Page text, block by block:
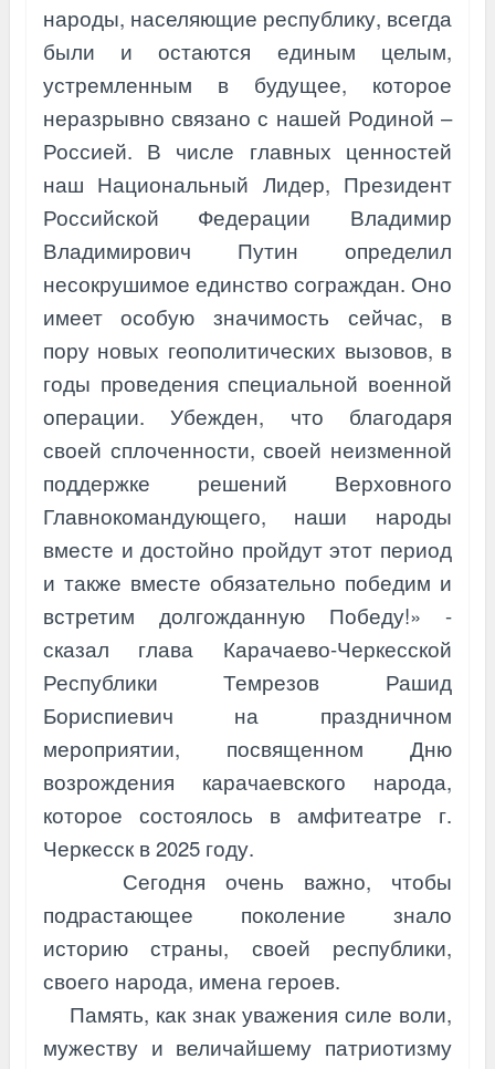
народы, населяющие республику, всегда
были и остаются единым целым,
устремленным в будущее, которое
неразрывно связано с нашей Родиной –
Россией. В числе главных ценностей
наш Национальный Лидер, Президент
Российской Федерации Владимир
Владимирович Путин определил
несокрушимое единство сограждан. Оно
имеет особую значимость сейчас, в
пору новых геополитических вызовов, в
годы проведения специальной военной
операции. Убежден, что благодаря
своей сплоченности, своей неизменной
поддержке решений Верховного
Главнокомандующего, наши народы
вместе и достойно пройдут этот период
и также вместе обязательно победим и
встретим долгожданную Победу!» -
сказал глава Карачаево-Черкесской
Республики Темрезов Рашид
Бориспиевич на праздничном
мероприятии, посвященном Дню
возрождения карачаевского народа,
которое состоялось в амфитеатре г.
Черкесск в 2025 году.
Сегодня очень важно, чтобы
подрастающее поколение знало
историю страны, своей республики,
своего народа, имена героев.
Память, как знак уважения силе воли,
мужеству и величайшему патриотизму